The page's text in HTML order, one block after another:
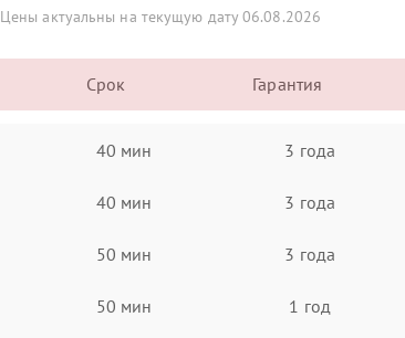
Цены актуальны на текущую дату 06.08.2026
Срок Гарантия
40 мин 3 года
40 мин 3 года
50 мин 3 года
50 мин 1 год